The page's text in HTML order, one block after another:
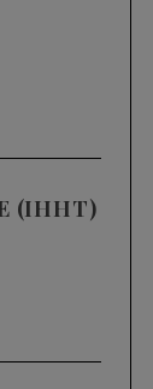
(IHHT)